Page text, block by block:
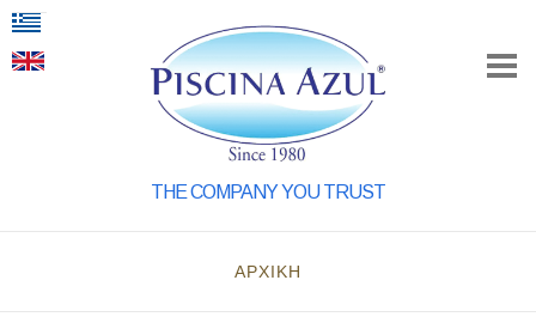
THE COMPANY YOU TRUST
ΑΡΧΙΚΗ